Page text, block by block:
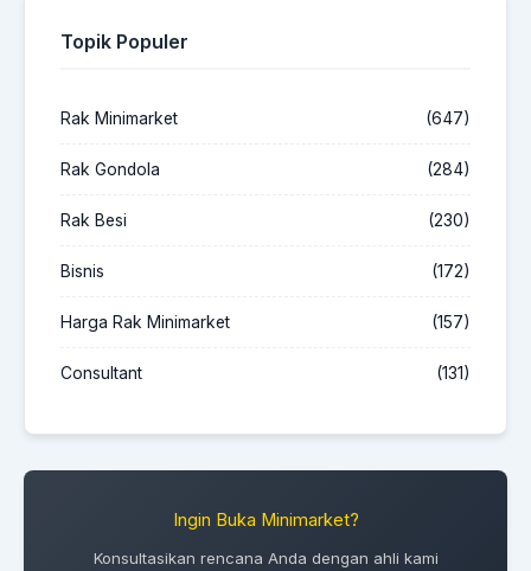
Topik Populer
Rak Minimarket (647)
Rak Gondola (284)
Rak Besi (230)
Bisnis (172)
Harga Rak Minimarket (157)
Consultant (131)
Ingin Buka Minimarket?
Konsultasikan rencana Anda dengan ahli kami